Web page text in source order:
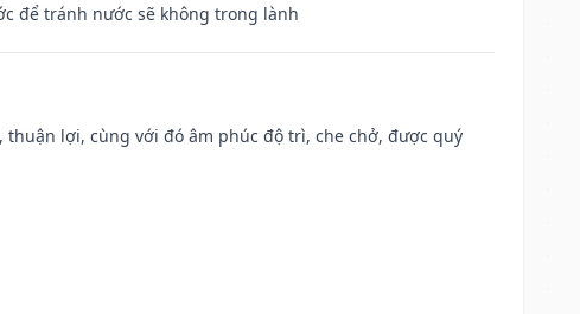
để tránh nước sẽ không trong lành
lợi, cùng với đó âm phúc độ trì, che chở, được quý